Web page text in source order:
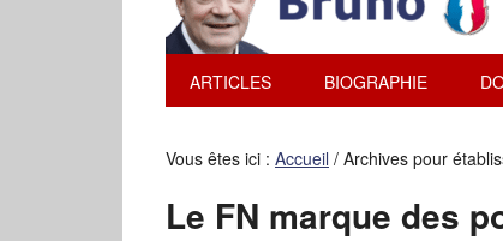
ARTICLES BIOGRAPHIE
Vous êtes ici : Accueil / Archives pour
Le FN marque des